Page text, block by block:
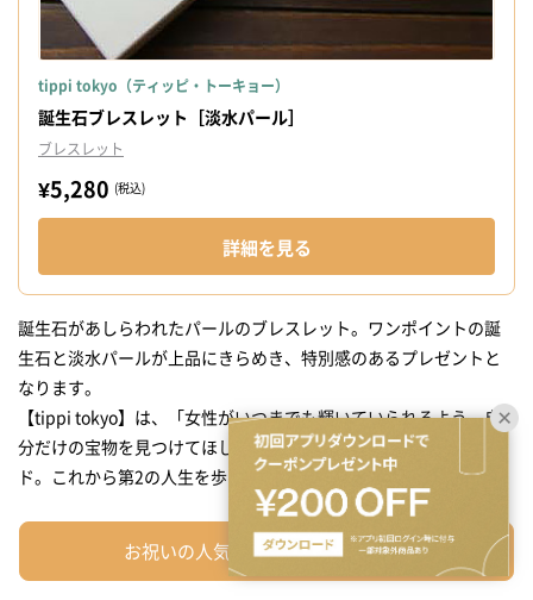
お祝いの人気ギフトを一覧から探す
tippi tokyo（ティッピ・トーキョー）
誕生石ブレスレット［淡水パール］
ブレスレット
¥5,280 (税込)
詳細を見る
誕生石があしらわれたパールのブレスレット。ワンポイントの誕
生石と淡水パールが上品にきらめき、特別感のあるプレゼントと
なります。
【tippi tokyo】は、「女性がいつまでも輝いていられるよう、自
分だけの宝物を見つけてほしい」という願いから生まれたブラン
ド。これから第2の人生を歩む女性にぴったりの贈り物です。